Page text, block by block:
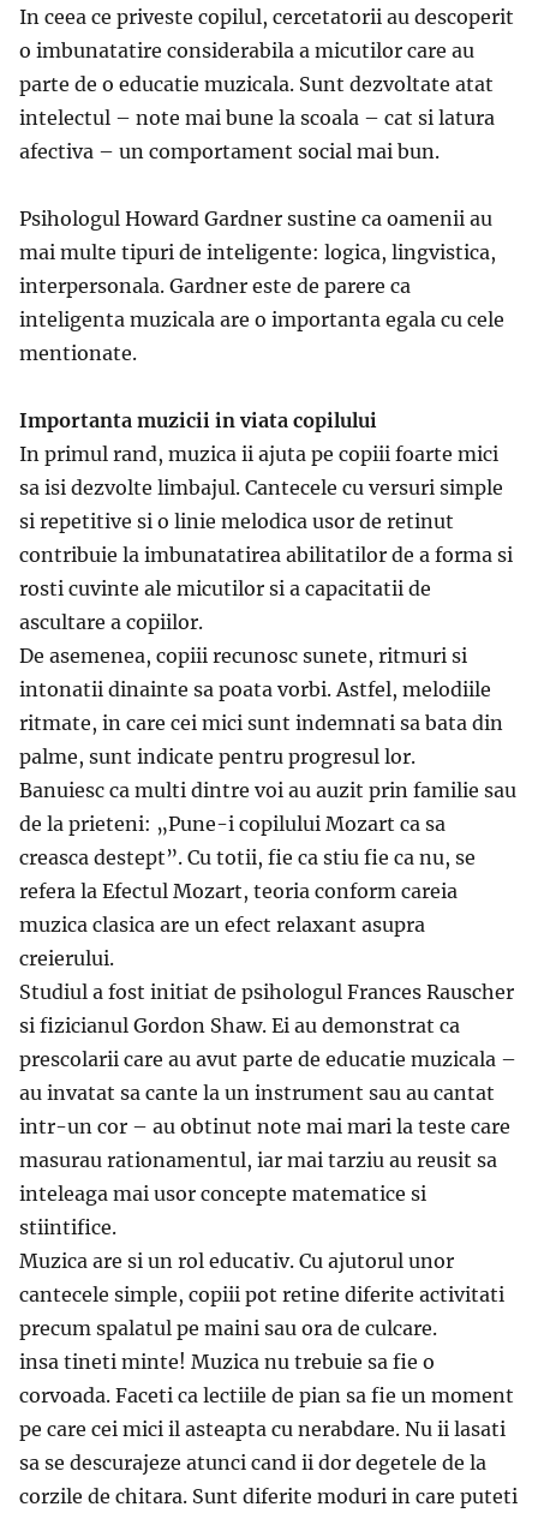
In ceea ce priveste copilul, cercetatorii au descoperit
o imbunatatire considerabila a micutilor care au
parte de o educatie muzicala. Sunt dezvoltate atat
intelectul – note mai bune la scoala – cat si latura
afectiva – un comportament social mai bun.
Psihologul Howard Gardner sustine ca oamenii au
mai multe tipuri de inteligente: logica, lingvistica,
interpersonala. Gardner este de parere ca
inteligenta muzicala are o importanta egala cu cele
mentionate.
Importanta muzicii in viata copilului
In primul rand, muzica ii ajuta pe copiii foarte mici
sa isi dezvolte limbajul. Cantecele cu versuri simple
si repetitive si o linie melodica usor de retinut
contribuie la imbunatatirea abilitatilor de a forma si
rosti cuvinte ale micutilor si a capacitatii de
ascultare a copiilor.
De asemenea, copiii recunosc sunete, ritmuri si
intonatii dinainte sa poata vorbi. Astfel, melodiile
ritmate, in care cei mici sunt indemnati sa bata din
palme, sunt indicate pentru progresul lor.
Banuiesc ca multi dintre voi au auzit prin familie sau
de la prieteni: „Pune-i copilului Mozart ca sa
creasca destept”. Cu totii, fie ca stiu fie ca nu, se
refera la Efectul Mozart, teoria conform careia
muzica clasica are un efect relaxant asupra
creierului.
Studiul a fost initiat de psihologul Frances Rauscher
si fizicianul Gordon Shaw. Ei au demonstrat ca
prescolarii care au avut parte de educatie muzicala –
au invatat sa cante la un instrument sau au cantat
intr-un cor – au obtinut note mai mari la teste care
masurau rationamentul, iar mai tarziu au reusit sa
inteleaga mai usor concepte matematice si
stiintifice.
Muzica are si un rol educativ. Cu ajutorul unor
cantecele simple, copiii pot retine diferite activitati
precum spalatul pe maini sau ora de culcare.
insa tineti minte! Muzica nu trebuie sa fie o
corvoada. Faceti ca lectiile de pian sa fie un moment
pe care cei mici il asteapta cu nerabdare. Nu ii lasati
sa se descurajeze atunci cand ii dor degetele de la
corzile de chitara. Sunt diferite moduri in care puteti